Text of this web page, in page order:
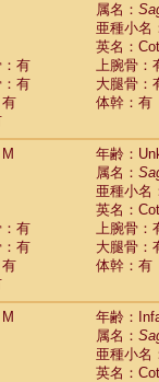
属名：
亜種小名
英名：
有
上腕骨：
有
大腿骨：
体幹：有
年齢：
属名：
亜種小名
英名：
有
上腕骨：
有
大腿骨：
体幹：有
年齢：
属名：
亜種小名
英名：